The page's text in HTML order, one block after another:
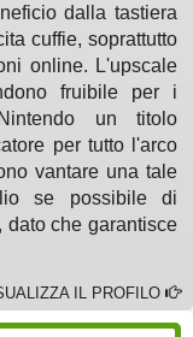
dalla tastiera
cuffie, soprattutto
online. L'upscale
fruibile per i
un titolo
per tutto l'arco
vantare una tale
se possibile di
che garantisce
IL PROFILO